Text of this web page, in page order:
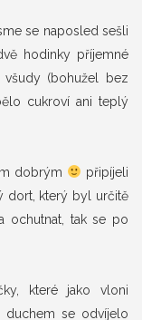
se naposled sešli
hodinky příjemné
všudy (bohužel bez
cukroví ani teplý
dobrým
připíjeli
dort, který byl určitě
ochutnat, tak se po
které jako vloni
duchem se odvíjelo